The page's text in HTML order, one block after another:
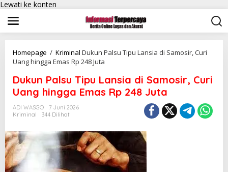
Lewati ke konten
Homepage / Kriminal Dukun Palsu Tipu Lansia di Samosir, Curi
Uang hingga Emas Rp 248 Juta
Dukun Palsu Tipu Lansia di Samosir, Curi
Uang hingga Emas Rp 248 Juta
ADI WASGO
7 Juni 2026
Kriminal
344 Dilihat